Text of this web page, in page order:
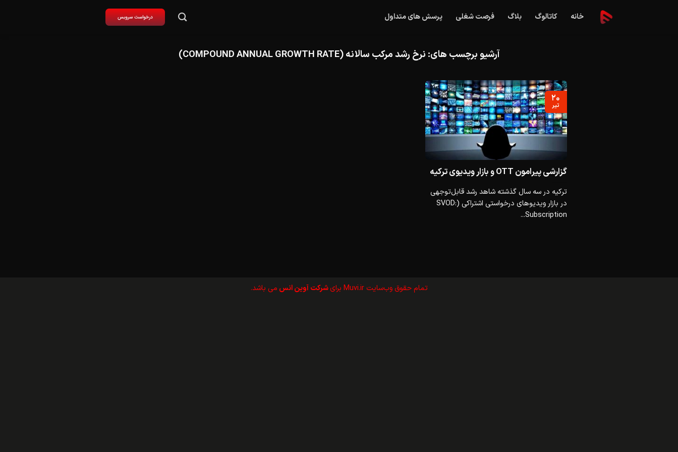
خانه کاتالوگ بلاگ فرصت شغلی پرسش های متداول
آرشیو برچسب های: نرخ رشد مرکب سالانه (COMPOUND ANNUAL GROWTH RATE)
گزارشی پیرامون OTT و بازار ویدیوی ترکیه
ترکیه در سه سال گذشته شاهد رشد قابل‌توجهی
در بازار ویدیوهای درخواستی اشتراکی (SVOD:
Subscription...
۲۰
تیر
تمام حقوق وب‌سايت Muvi.ir برای شرکت آوین انس می باشد.